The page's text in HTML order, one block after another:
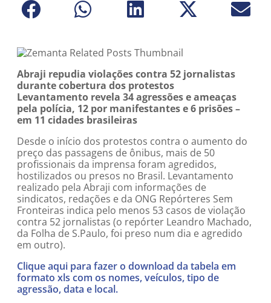
Abraji repudia violações contra 52 jornalistas
durante cobertura dos protestos
Levantamento revela 34 agressões e ameaças
pela polícia, 12 por manifestantes e 6 prisões –
em 11 cidades brasileiras
Desde o início dos protestos contra o aumento do
preço das passagens de ônibus, mais de 50
profissionais da imprensa foram agredidos,
hostilizados ou presos no Brasil. Levantamento
realizado pela Abraji com informações de
sindicatos, redações e da ONG Repórteres Sem
Fronteiras indica pelo menos 53 casos de violação
contra 52 jornalistas (o repórter Leandro Machado,
da Folha de S.Paulo, foi preso num dia e agredido
em outro).
Clique aqui para fazer o download da tabela em
formato xls com os nomes, veículos, tipo de
agressão, data e local.